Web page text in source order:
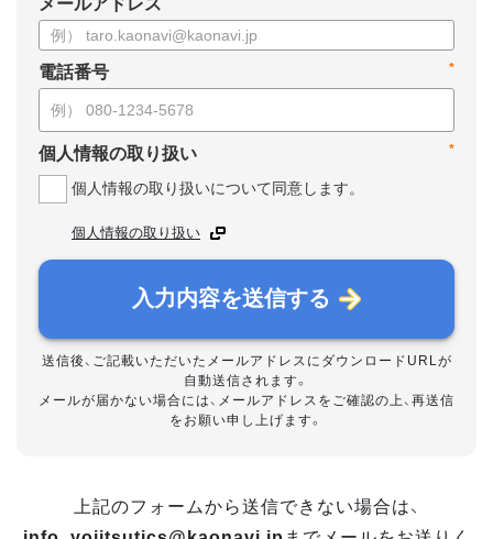
*
電話番号
*
個人情報の取り扱い
個人情報の取り扱いについて同意します。
個人情報の取り扱い
入力内容を送信する
送信後、ご記載いただいたメールアドレスにダウンロードURLが
自動送信されます。
メールが届かない場合には、メールアドレスをご確認の上、再送信
をお願い申し上げます。
上記のフォームから送信できない場合は、